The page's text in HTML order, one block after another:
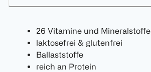
26 Vitamine und Mineralstoffe
laktosefrei & glutenfrei
Ballaststoffe
reich an Protein